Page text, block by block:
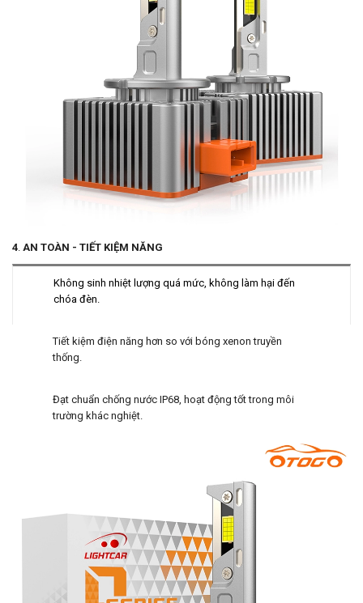
4. AN TOÀN - TIẾT KIỆM NĂNG
Không sinh nhiệt lượng quá mức, không làm hại đến
chóa đèn.
Tiết kiệm điện năng hơn so với bóng xenon truyền
thống.
Đạt chuẩn chống nước IP68, hoạt động tốt trong môi
trường khác nghiệt.